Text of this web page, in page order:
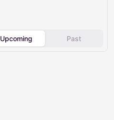
Upcoming Past